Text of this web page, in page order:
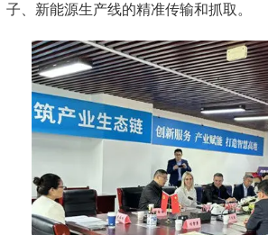
子、新能源生产线的精准传输和抓取。